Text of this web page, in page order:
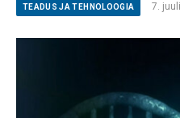
TEADUS JA TEHNOLOOGIA 7.